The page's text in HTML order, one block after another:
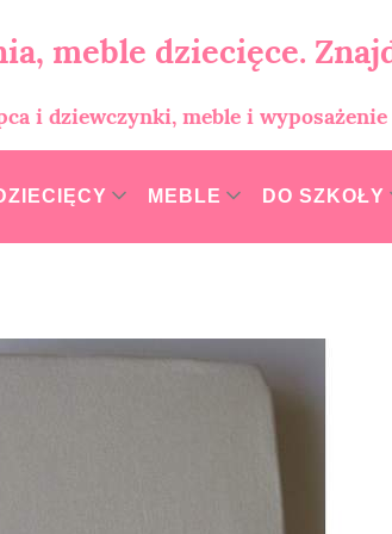
meble dziecięce.
i dziewczynki, meble i
MEBLE DO SZKOŁY